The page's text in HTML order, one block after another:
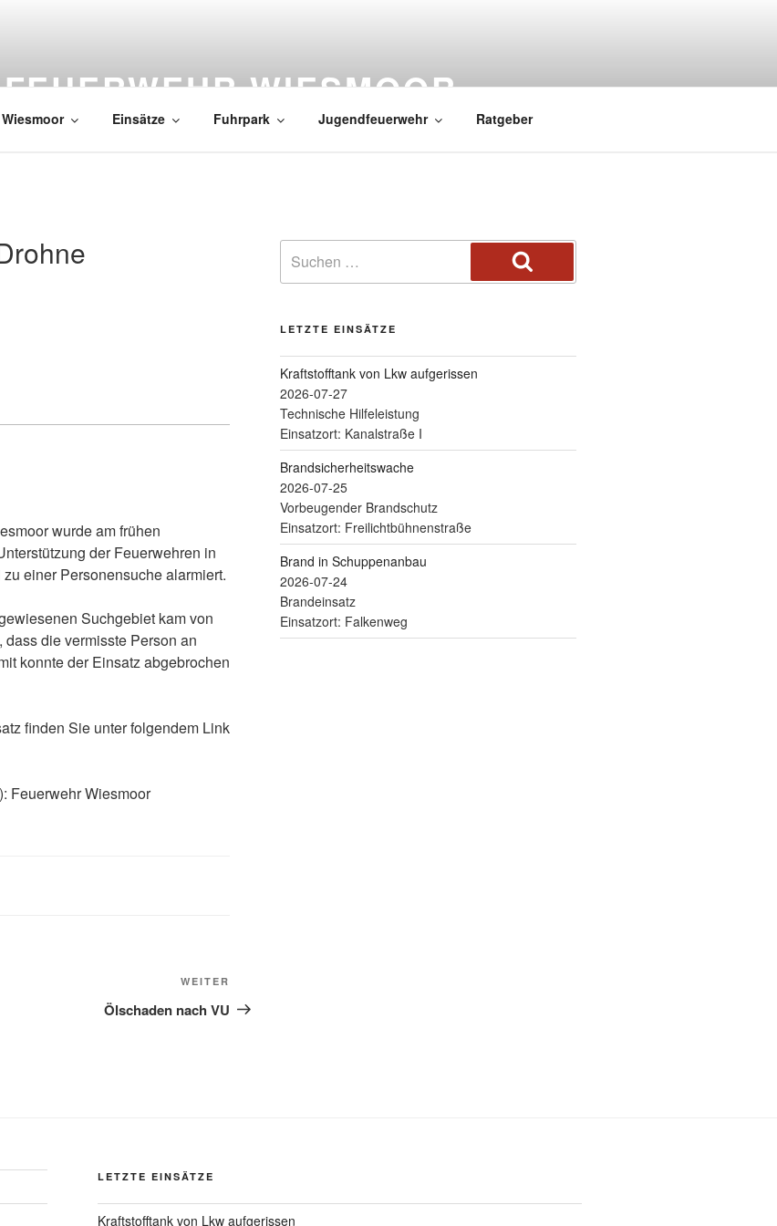
WIESMOOR
Einsätze Fuhrpark Jugendfeuerwehr Ratgeber
wurde am frühen
der Feuerwehren in
einer Personensuche alarmiert.
Suchgebiet kam von
die vermisste Person an
konnte der Einsatz abgebrochen
finden Sie unter folgendem Link
Feuerwehr Wiesmoor
WEITER
Ölschaden nach VU
LETZTE EINSÄTZE
Kraftstofftank von Lkw aufgerissen
2026-07-27
Technische Hilfeleistung
Einsatzort: Kanalstraße I
Brandsicherheitswache
2026-07-25
Vorbeugender Brandschutz
Einsatzort: Freilichtbühnenstraße
Brand in Schuppenanbau
2026-07-24
Brandeinsatz
Einsatzort: Falkenweg
LETZTE EINSÄTZE
Kraftstofftank von Lkw aufgerissen